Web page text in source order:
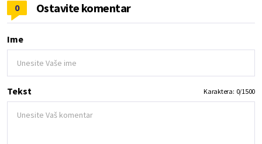
0 Ostavite komentar
Ime
Tekst Karaktera: 0/1500